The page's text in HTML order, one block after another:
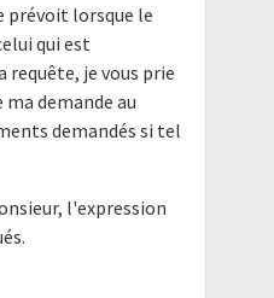
prévoit lorsque le
qui est
requête, je vous prie
demande au
demandés si tel
l'expression